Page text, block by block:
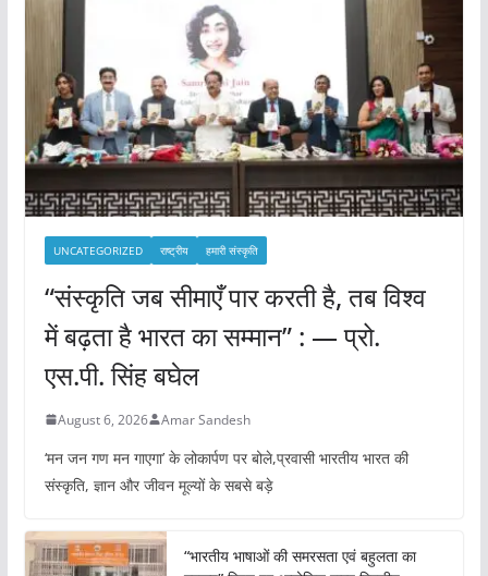
UNCATEGORIZED राष्ट्रीय हमारी संस्कृति
“संस्कृति जब सीमाएँ पार करती है, तब विश्व
में बढ़ता है भारत का सम्मान” : — प्रो.
एस.पी. सिंह बघेल
August 6, 2026 Amar Sandesh
‘मन जन गण मन गाएगा’ के लोकार्पण पर बोले,प्रवासी भारतीय भारत की
संस्कृति, ज्ञान और जीवन मूल्यों के सबसे बड़े
“भारतीय भाषाओं की समरसता एवं बहुलता का